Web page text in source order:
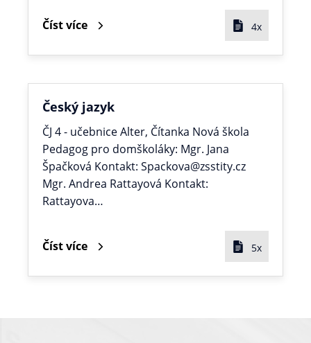
Číst více 4x
Český jazyk
ČJ 4 - učebnice Alter, Čítanka Nová škola
Pedagog pro domškoláky: Mgr. Jana
Špačková Kontakt: Spackova@zsstity.cz
Mgr. Andrea Rattayová Kontakt:
Rattayova…
Číst více 5x